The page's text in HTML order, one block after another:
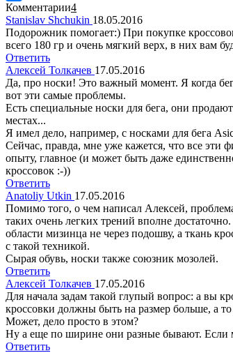
Комментарии4
Stanislav Shchukin 18.05.2016
Подорожник помогает:) При покупке
всего 180 гр и очень мягкий верх, в них вам
Ответить
Алексей Толкачев 17.05.2016
Да, про носки! Это важный момент. Я когда
вот эти самые проблемы.
Есть специальные носки для бега, они
местах...
Я имел дело, например, с носками для бега
Сейчас, правда, мне уже кажется, что все
опыту, главное (и может быть даже
кроссовок :-))
Ответить
Anatoliy Utkin 17.05.2016
Помимо того, о чем написал Алексей,
таких очень легких трений вполне
области мизинца не через подошву, а ткань
с такой техникой.
Сырая обувь, носки также союзник мозолей.
Ответить
Алексей Толкачев 17.05.2016
Для начала задам такой глупый вопрос: а вы
кроссовки должны быть на размер больше, а
Может, дело просто в этом?
Ну а еще по ширине они разные бывают. Если
Ответить